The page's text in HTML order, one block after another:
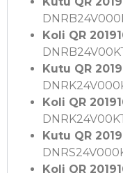
Koli QR
Kutu QR
Koli QR
Kutu QR
Koli QR